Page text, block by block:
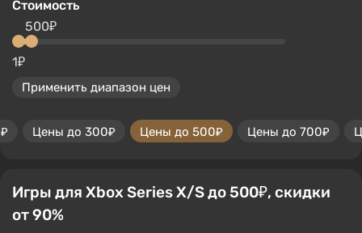
Стоимость
1₽
500₽
Применить диапазон цен
Цены до 300₽ Цены до 500₽ Цены до 700₽
Игры для Xbox Series X/S до 500₽, скидки
от 90%